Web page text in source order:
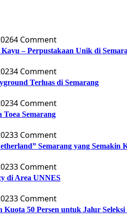
4 Comment
– Perpustakaan Unik di
4 Comment
Terluas di Semarang
4 Comment
Semarang
3 Comment
Semarang yang Semakin
3 Comment
di Area UNNES
3 Comment
Kuota 50 Persen untuk Jalur